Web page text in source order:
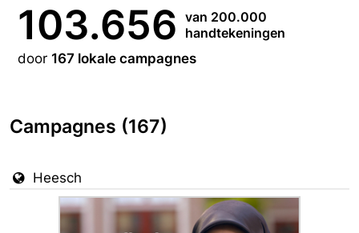
103.656 van 200.000
handtekeningen
door 167 lokale campagnes
Campagnes (167)
Heesch